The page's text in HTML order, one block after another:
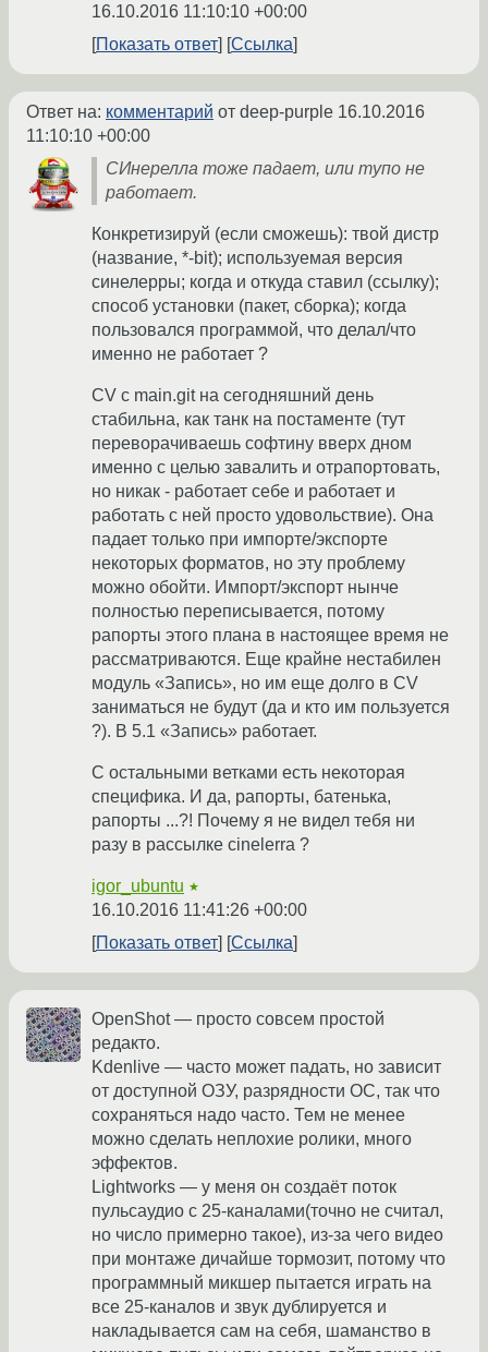
16.10.2016 11:10:10 +00:00
Показать ответ
Ссылка
Ответ на: комментарий от deep-purple 16.10.2016
11:10:10 +00:00
СИнерелла тоже падает, или тупо не
работает.
Конкретизируй (если сможешь): твой дистр
(название, *-bit); используемая версия
синелерры; когда и откуда ставил (ссылку);
способ установки (пакет, сборка); когда
пользовался программой, что делал/что
именно не работает ?
CV с main.git на сегодняшний день
стабильна, как танк на постаменте (тут
переворачиваешь софтину вверх дном
именно с целью завалить и отрапортовать,
но никак - работает себе и работает и
работать с ней просто удовольствие). Она
падает только при импорте/экспорте
некоторых форматов, но эту проблему
можно обойти. Импорт/экспорт нынче
полностью переписывается, потому
рапорты этого плана в настоящее время не
рассматриваются. Еще крайне нестабилен
модуль «Запись», но им еще долго в CV
заниматься не будут (да и кто им пользуется
?). В 5.1 «Запись» работает.
С остальными ветками есть некоторая
специфика. И да, рапорты, батенька,
рапорты ...?! Почему я не видел тебя ни
разу в рассылке cinelerra ?
igor_ubuntu ★
16.10.2016 11:41:26 +00:00
Показать ответ
Ссылка
OpenShot — просто совсем простой
редакто.
Kdenlive — часто может падать, но зависит
от доступной ОЗУ, разрядности ОС, так что
сохраняться надо часто. Тем не менее
можно сделать неплохие ролики, много
эффектов.
Lightworks — у меня он создаёт поток
пульсаудио с 25-каналами(точно не считал,
но число примерно такое), из-за чего видео
при монтаже дичайше тормозит, потому что
программный микшер пытается играть на
все 25-каналов и звук дублируется и
накладывается сам на себя, шаманство в